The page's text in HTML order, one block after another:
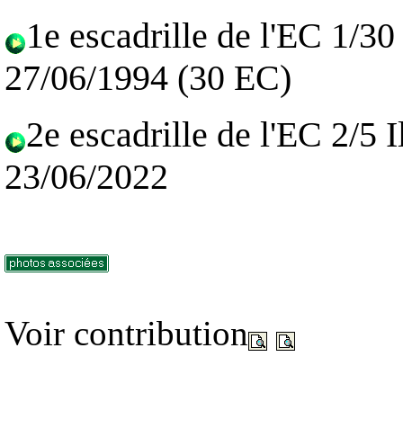
1e escadrille de l'EC 1/
27/06/1994 (30 EC)
2e escadrille de l'EC 2/5
23/06/2022
Voir contribution